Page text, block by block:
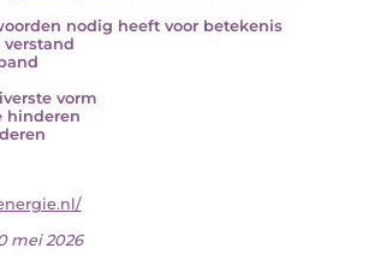
nodig heeft voor betekenis
vorm
hinderen
mei 2026